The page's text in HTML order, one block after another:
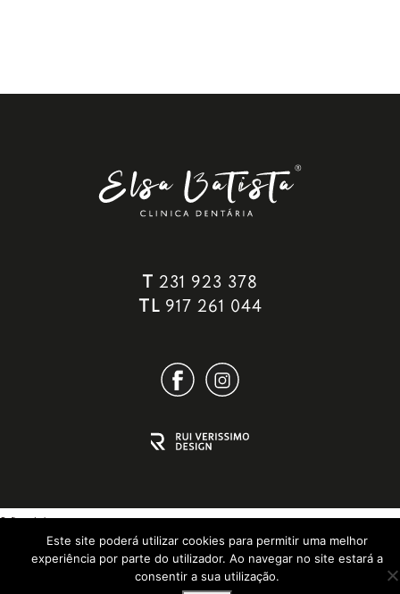
Este site poderá utilizar cookies para permitir uma melhor
experiência por parte do utilizador. Ao navegar no site estará a
consentir a sua utilização.
T 231 923 378
TL 917 261 044